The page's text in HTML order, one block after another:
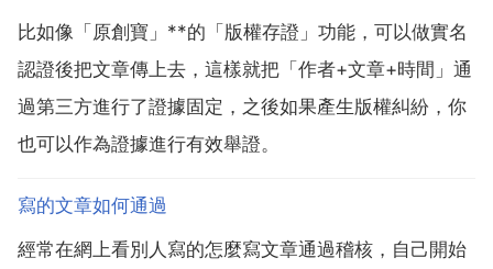
比如像「原創寶」**的「版權存證」功能，可以做實名
認證後把文章傳上去，這樣就把「作者+文章+時間」通
過第三方進行了證據固定，之後如果產生版權糾紛，你
也可以作為證據進行有效舉證。
寫的文章如何通過
經常在網上看別人寫的怎麼寫文章通過稽核，自己開始